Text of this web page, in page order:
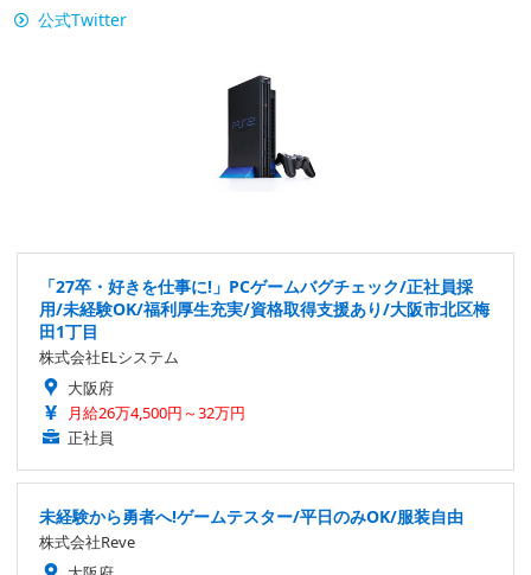
公式Twitter
「27卒・好きを仕事に!」PCゲームバグチェック/正社員採
用/未経験OK/福利厚生充実/資格取得支援あり/大阪市北区梅
田1丁目
株式会社ELシステム
大阪府
月給26万4,500円～32万円
正社員
未経験から勇者へ!ゲームテスター/平日のみOK/服装自由
株式会社Reve